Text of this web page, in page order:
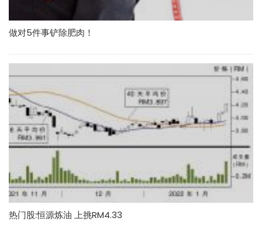
做对5件事铲除肥肉！
热门股:恒源炼油 上挑RM4.33